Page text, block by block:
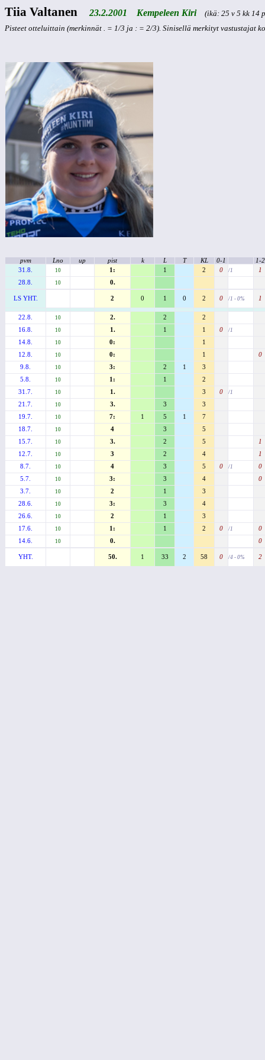
Tiia Valtanen23.2.2001 Kempeleen Kiri
(ikä: 25 v 5 kk 14
Pisteet otteluittain (merkinnät . = 1/3 ja : = 2/3). Sinisellä merkityt vastustajat
pvm Lno up pist k L T KL 0-1
1-2
31.8.
10 1: 1 2 0 /1
1
28.8.
10 0.
LS YHT. 2 0 1 0 2 0 /1 - 0% 1
22.8. 10 2. 2
2
16.8.
10 1. 1 1 0 /1
14.8. 10 0:
1
12.8.
10 0: 1
0
9.8.
10 3: 2 1
3
5.8.
10 1: 1
2
31.7.
10 1. 3 0 /1
21.7. 10 3. 3
3
19.7.
10 7: 1 5 1
7
18.7.
10 4 3
5
15.7.
10 3. 2 5
1
12.7.
10 3 2 4
1
8.7.
10 4 3 5 0 /1
0
5.7.
10 3: 3 4
0
3.7.
10 2 1
3
28.6.
10 3: 3
4
26.6.
10 2 1
3
17.6.
10 1: 1 2 0 /1
0
14.6.
10 0. 0
YHT. 50. 1 33 2 58 0 /4 - 0% 2